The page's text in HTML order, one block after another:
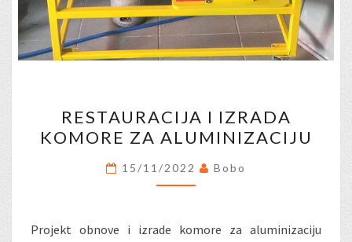
I
IZRADA
KOMORE
ZA
RESTAURACIJA I IZRADA
KOMORE ZA ALUMINIZACIJU
15/11/2022 Bobo
Projekt obnove i izrade komore za aluminizaciju